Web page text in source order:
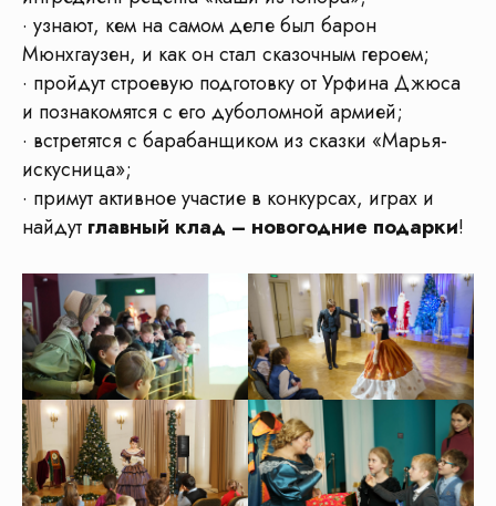
· узнают, кем на самом деле был барон
Мюнхгаузен, и как он стал сказочным героем;
· пройдут строевую подготовку от Урфина Джюса
и познакомятся с его дуболомной армией;
· встретятся с барабанщиком из сказки «Марья-
искусница»;
· примут активное участие в конкурсах, играх и
найдут главный клад – новогодние подарки!
Поможем выбрать экскурсию,
сделаем расчёт стоимости для
вашей группы
Менеджеры КП «Маршруты»
с опытом работы от8 лет
в детском туризмепомогут Вам
Получить бесплатную консультацию